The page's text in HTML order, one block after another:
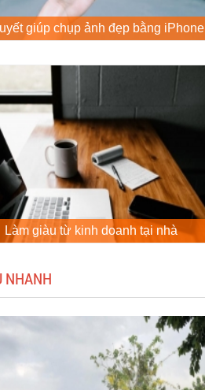
giúp chụp ảnh đẹp bằng iPhone
Làm giàu từ kinh doanh tại nhà
NHANH